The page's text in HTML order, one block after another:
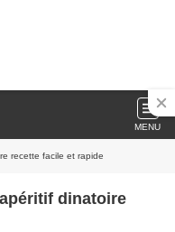
MENU
recette facile et rapide
dinatoire